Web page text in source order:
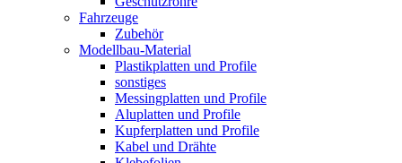
Fahrzeuge
Zubehör
Modellbau-Material
Plastikplatten und Profile
sonstiges
Messingplatten und Profile
Aluplatten und Profile
Kupferplatten und Profile
Kabel und Drähte